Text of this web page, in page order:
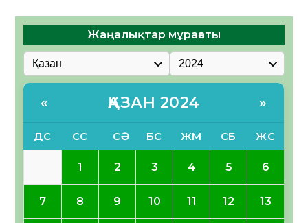
Жаңалықтар мұрағаты
« ҚАЗАН 2024 »
ДС СС СӘ БС ЖМ СБ ЖС
1 2 3 4 5 6
7 8 9 10 11 12 13